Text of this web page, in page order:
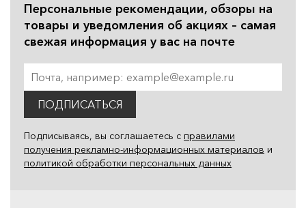
Персональные рекомендации, обзоры на
товары и уведомления об акциях – самая
свежая информация у вас на почте
ПОДПИСАТЬСЯ
Подписываясь, вы соглашаетесь с правилами
получения рекламно-информационных материалов и
политикой обработки персональных данных